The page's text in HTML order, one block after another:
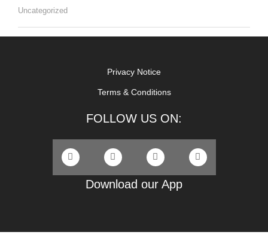
Uncategorized
Privacy Notice
Terms & Conditions
FOLLOW US ON:
Download our App